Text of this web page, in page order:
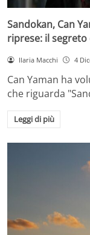
Sandokan, Can
riprese: il
Ilaria Macchi 4
Can Yaman ha
che riguarda
Leggi di più